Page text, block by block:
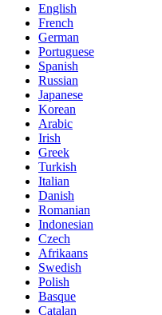
English
French
German
Portuguese
Spanish
Russian
Japanese
Korean
Arabic
Irish
Greek
Turkish
Italian
Danish
Romanian
Indonesian
Czech
Afrikaans
Swedish
Polish
Basque
Catalan